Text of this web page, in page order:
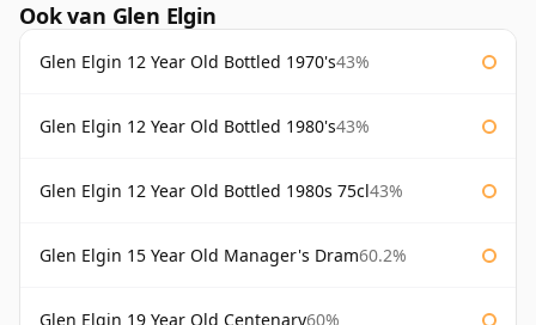
Ook van Glen Elgin
Glen Elgin 12 Year Old Bottled 1970's43%
Glen Elgin 12 Year Old Bottled 1980's43%
Glen Elgin 12 Year Old Bottled 1980s 75cl43%
Glen Elgin 15 Year Old Manager's Dram60.2%
Glen Elgin 19 Year Old Centenary60%